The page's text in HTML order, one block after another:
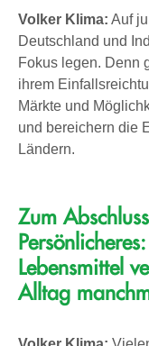
Volker Klima: Auf
Deutschland und
Fokus legen. Denn
ihrem
Märkte und
und bereichern die
Ländern.
Zum
Lebensmittel
Alltag